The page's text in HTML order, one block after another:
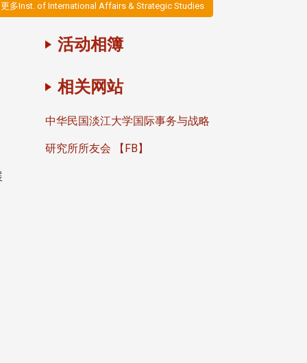
更多Inst. of International Affairs & Strategic Studies
活动相簿
相关网站
中华民国淡江大学国际事务与战略
研究所所友会 【FB】